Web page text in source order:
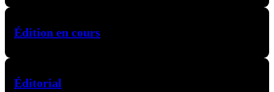
Édition en cours
Éditorial